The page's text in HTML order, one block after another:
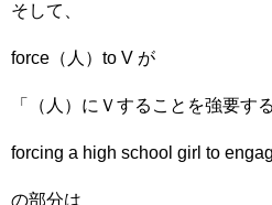
そして、
force（人）to V が
「（人）にＶすることを強要す
forcing a high school girl to
の部分は